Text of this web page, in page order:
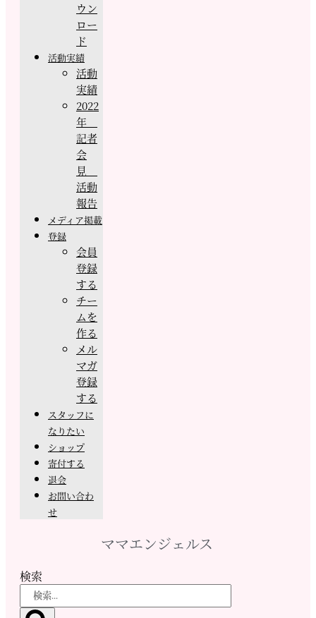
ウン
ロー
ド
活動実績
活動
実績
2022
年
記者
会
見
活動
報告
メディア掲載
登録
会員
登録
する
チー
ムを
作る
メル
マガ
登録
する
スタッフに
なりたい
ショップ
寄付する
退会
お問い合わ
せ
ママエンジェルス
検索